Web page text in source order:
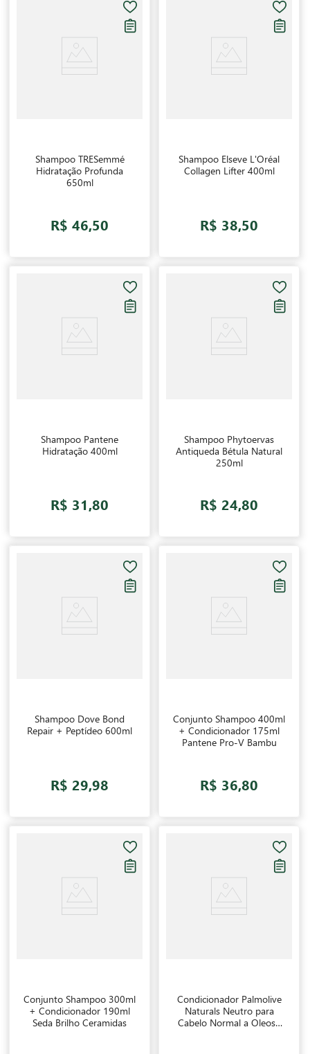
Shampoo TRESemmé
Hidratação Profunda
650ml
R$ 46,50
Shampoo Elseve L'Oréal
Collagen Lifter 400ml
R$ 38,50
Shampoo Pantene
Hidratação 400ml
R$ 31,80
Shampoo Phytoervas
Antiqueda Bétula Natural
250ml
R$ 24,80
Shampoo Dove Bond
Repair + Peptídeo 600ml
R$ 29,98
Conjunto Shampoo 400ml
+ Condicionador 175ml
Pantene Pro-V Bambu
R$ 36,80
Conjunto Shampoo 300ml
+ Condicionador 190ml
Seda Brilho Ceramidas
Condicionador Palmolive
Naturals Neutro para
Cabelo Normal a Oleoso